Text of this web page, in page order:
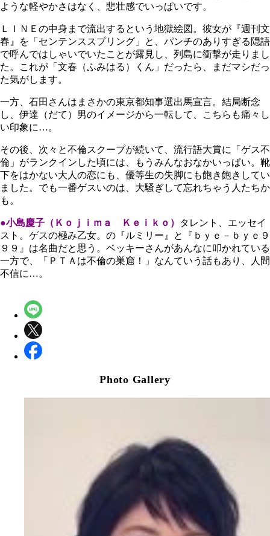
ような軽やかさはなく、悲壮感でいっぱいです。
ＬＩＮＥの中身まで流出するという地獄絵図。彼女が『週刊文
春』を「センテンススプリング」と、パンチのありすぎる隠語
で呼んではしゃいでいたことが露見し、列島に衝撃が走りまし
た。これが「文春（ふみはる）くん」だったら、まだマシだっ
た気がします。
一方、石田さんはまさかの東京都知事選出馬宣言。結局断念
し、伊達（だて）男のイメージから一転して、こちらも痛々し
い印象に…。
その後、次々と不倫スクープが続いて、流行語大賞に「ゲス不
倫」がランクインした頃には、もうみんなおなかいっぱい。靴
下をはかない大人の恋にも、優等生の失脚にも飽き飽きしてい
ました。でも一番ゲスいのは、大騒ぎして忘れちゃう人たちか
も。
●小島慶子（Ｋｏｊｉｍａ Ｋｅｉｋｏ）
タレント、エッセイ
スト。ゲスの極み乙女。の『ルミリー』と『ｂｙｅ－ｂｙｅ９
９９』は名曲だと思う。ベッキーさんがあんなに叩かれている
一方で、「ＰＴＡは不倫の巣窟！」なんていう話もあり、人間
不信に…。
Photo Gallery